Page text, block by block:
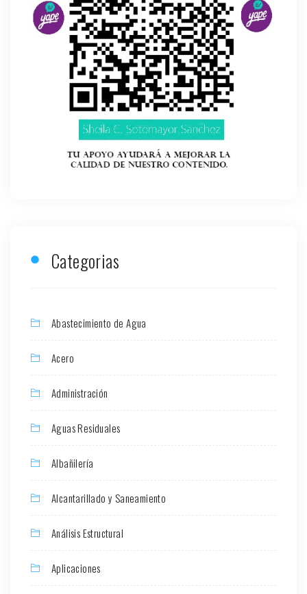
Categorias
Abastecimiento de Agua
Acero
Administración
Aguas Residuales
Albañilería
Alcantarillado y Saneamiento
Análisis Estructural
Aplicaciones